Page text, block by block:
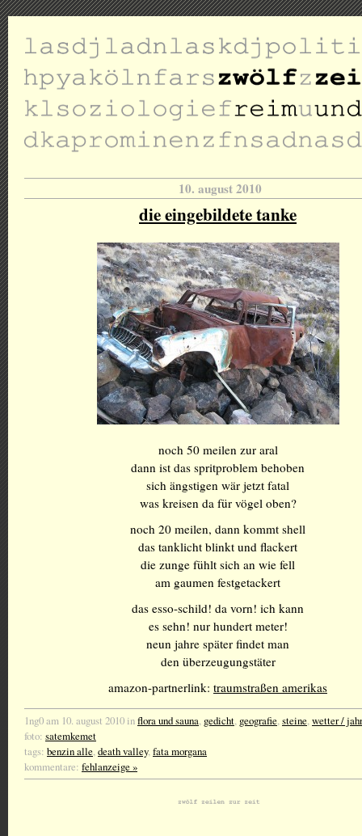
10. august 2010
die eingebildete tanke
noch 50 meilen zur aral
dann ist das spritproblem behoben
sich ängstigen wär jetzt fatal
was kreisen da für vögel oben?
noch 20 meilen, dann kommt shell
das tanklicht blinkt und flackert
die zunge fühlt sich an wie fell
am gaumen festgetackert
das esso-schild! da vorn! ich kann
es sehn! nur hundert meter!
neun jahre später findet man
den überzeugungstäter
amazon-partnerlink: traumstraßen amerikas
1ng0 am 10. august 2010 inflora und sauna, gedicht, geografie,steine,wetter /
foto: satemkemet
tags: benzin alle,death valley,fata morgana
kommentare: fehlanzeige »